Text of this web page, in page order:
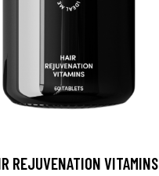
REJUVENATION VITAMINS